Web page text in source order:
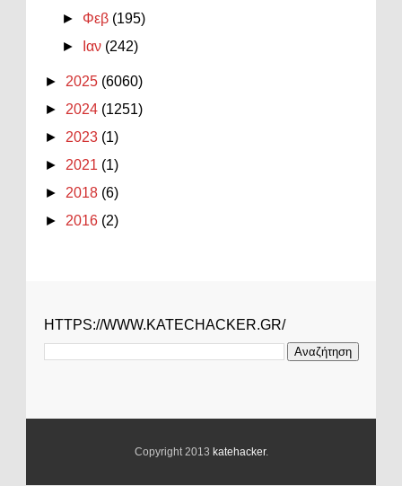
► Φεβ (195)
►
Ιαν (242)
► 2025 (6060)
► 2024 (1251)
► 2023 (1)
► 2021 (1)
► 2018 (6)
► 2016 (2)
HTTPS://WWW.KATECHACKER.GR/
Copyright 2013 katehacker.